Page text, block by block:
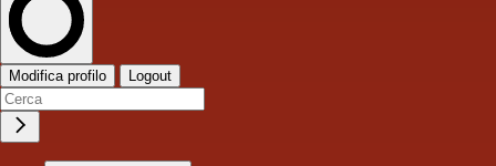
Modifica profilo Logout